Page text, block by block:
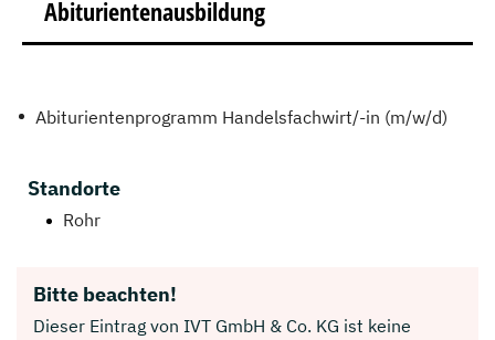
Abiturientenausbildung
Abiturientenprogramm Handelsfachwirt/-in (m/w/d)
Standorte
Rohr
Bitte beachten!
Dieser Eintrag von IVT GmbH & Co. KG ist keine